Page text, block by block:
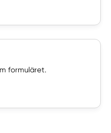
formuläret.